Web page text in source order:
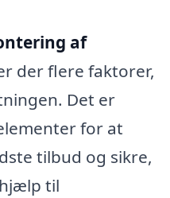
af
der flere faktorer,
Det er
for at
tilbud og sikre,
til